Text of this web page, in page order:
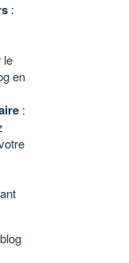
:
le
en
: